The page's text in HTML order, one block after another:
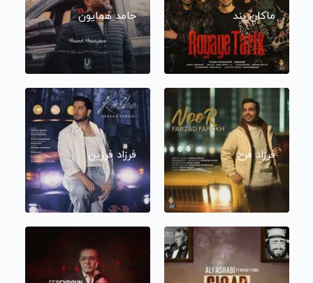
ماکان بند حامد همایون
فرزاد فرخ فرزاد فرزین